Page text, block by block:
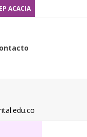
ACACIA